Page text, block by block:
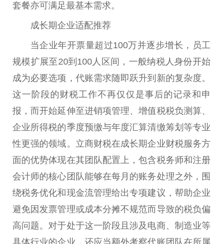
套餐亦可满足最基本需求。
成长期企业适配推荐
当企业年开票量超过100万并逐步增长，员工
规模扩展至20到100人区间，一般纳税人身份开始
成为必要选项，代账需求随即跃升到新的复杂度。
这一阶段的财税工作不再仅仅是事后的记录和申
报，而开始延伸至进销项管理、增值税税负测算、
企业所得税的季度预缴与年度汇算清缴筹划等专业
性更强的领域。立商财税在成长期企业财税服务方
面的优势体现在其团队配置上，包含税务师和注册
会计师的核心团队能够在每月的账务处理之外，围
绕税务优化和现金流管理给出专项建议，帮助企业
避免因发票管理或成本分摊不规范而导致的税负偏
高问题。对于处于这一阶段且涉及电商、制造业等